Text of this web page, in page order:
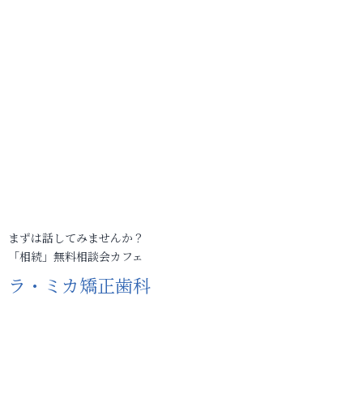
まずは話してみませんか？
「相続」無料相談会カフェ
ラ・ミカ矯正歯科